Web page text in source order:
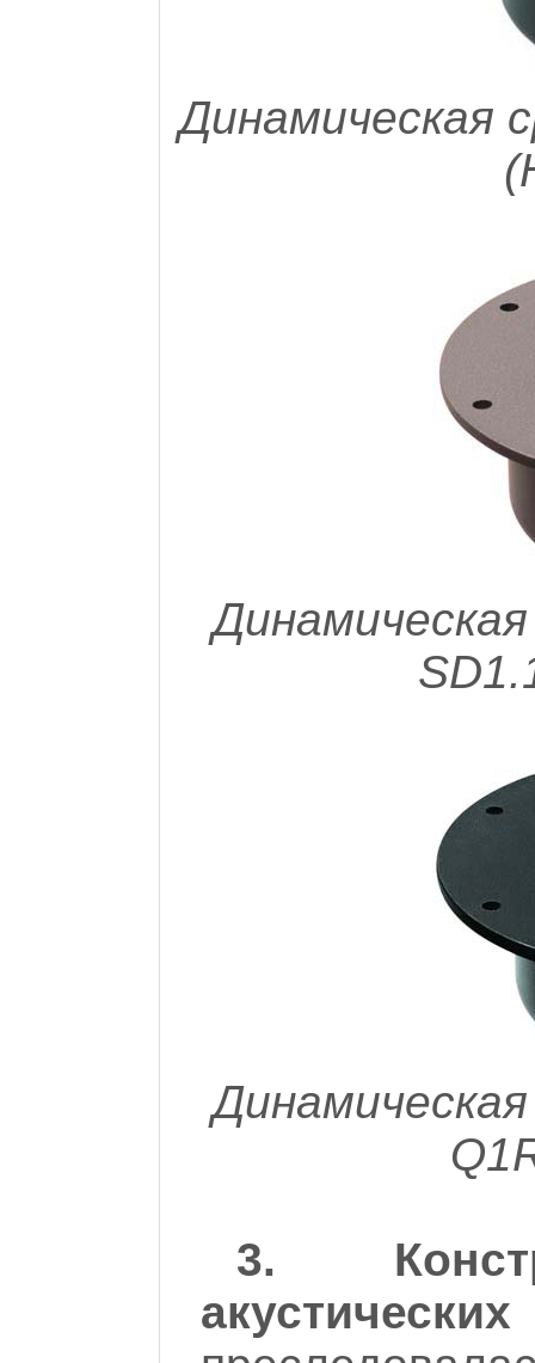
Динамическая
3.